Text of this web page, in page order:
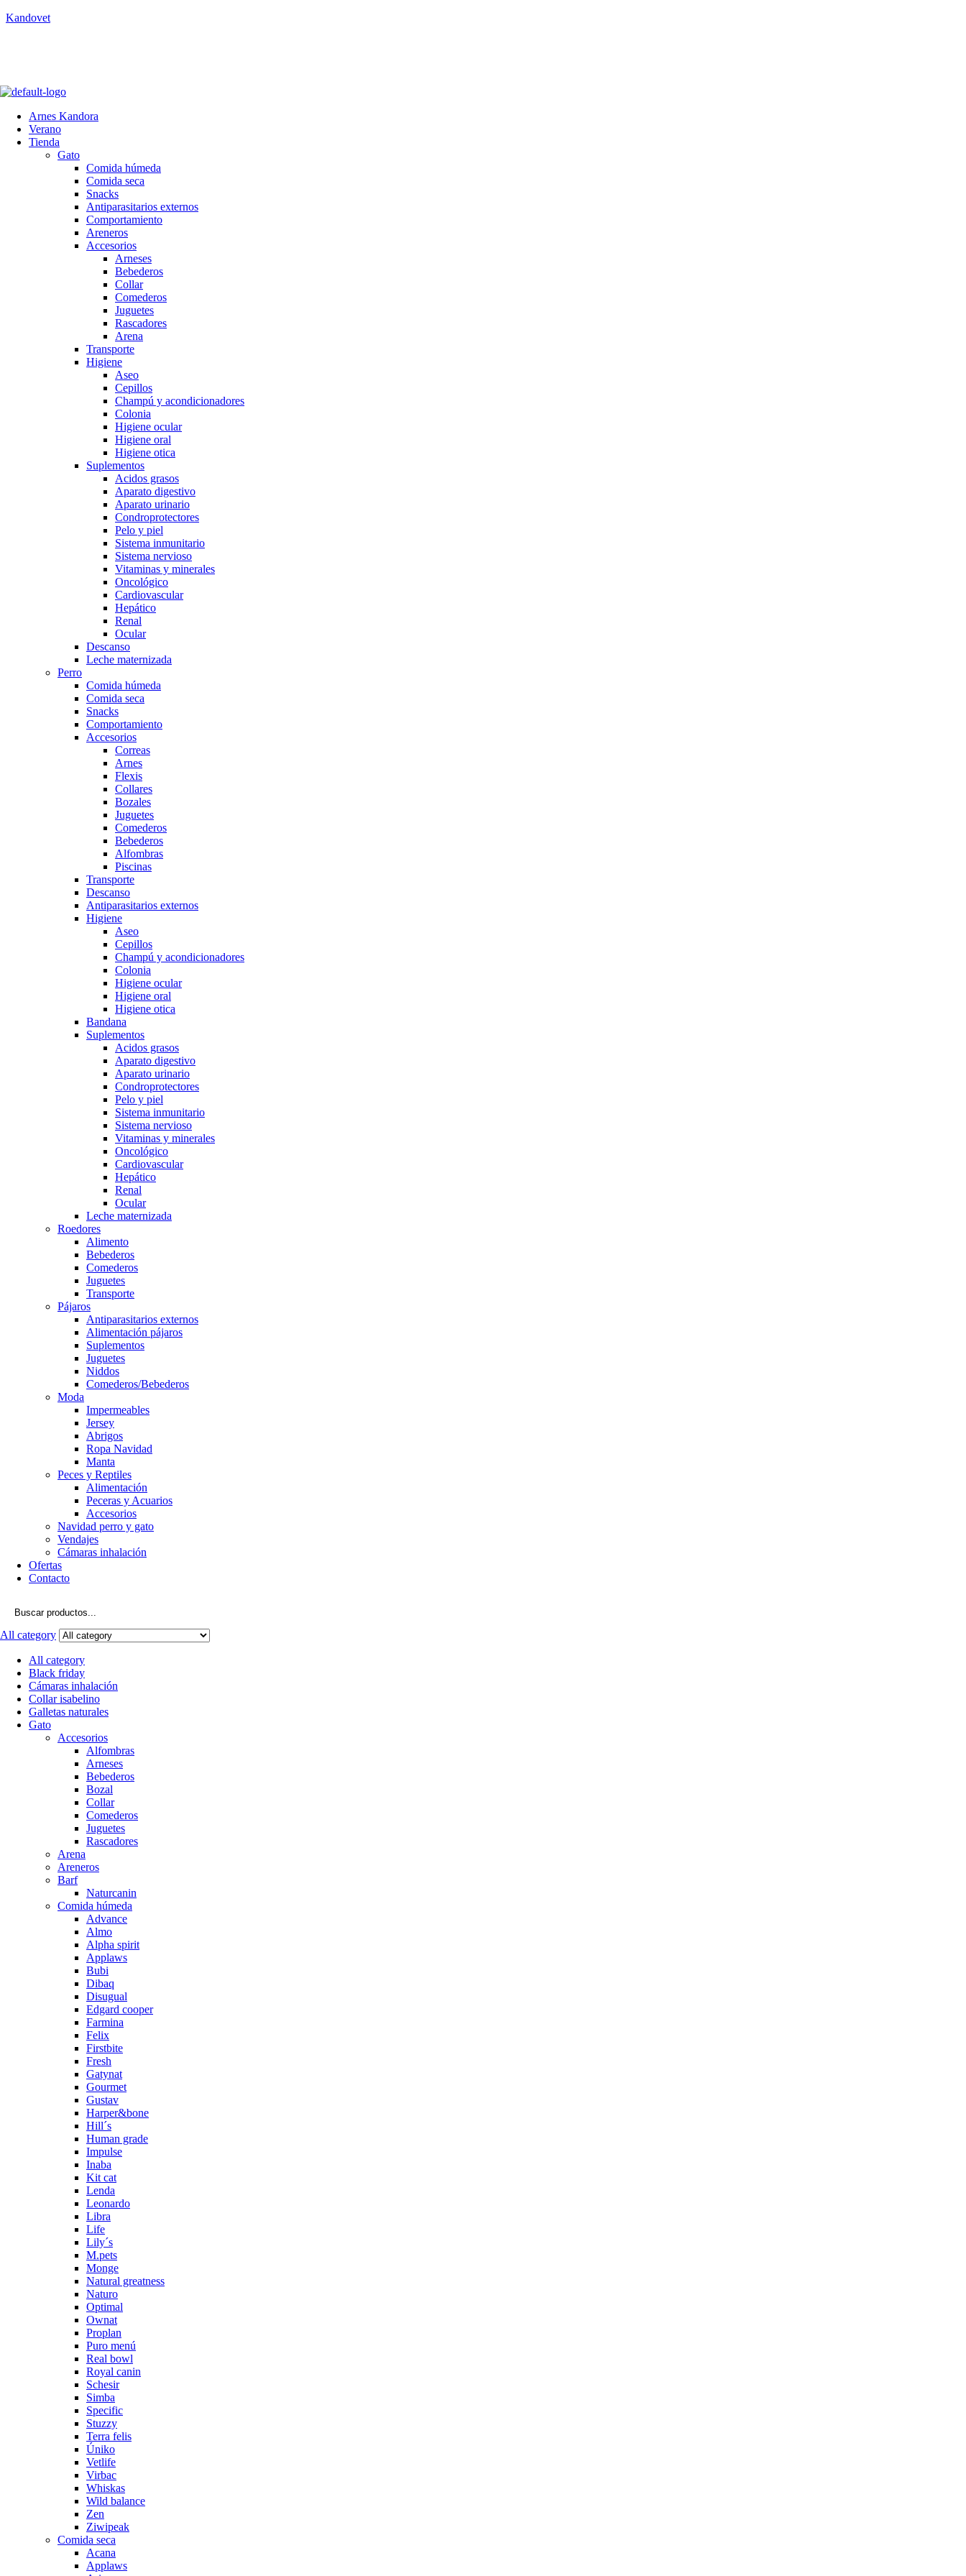
Kandovet
Arnes Kandora
Verano
Tienda
Gato
Comida húmeda
Comida seca
Snacks
Antiparasitarios externos
Comportamiento
Areneros
Accesorios
Arneses
Bebederos
Collar
Comederos
Juguetes
Rascadores
Arena
Transporte
Higiene
Aseo
Cepillos
Champú y acondicionadores
Colonia
Higiene ocular
Higiene oral
Higiene otica
Suplementos
Acidos grasos
Aparato digestivo
Aparato urinario
Condroprotectores
Pelo y piel
Sistema inmunitario
Sistema nervioso
Vitaminas y minerales
Oncológico
Cardiovascular
Hepático
Renal
Ocular
Descanso
Leche maternizada
Perro
Comida húmeda
Comida seca
Snacks
Comportamiento
Accesorios
Correas
Arnes
Flexis
Collares
Bozales
Juguetes
Comederos
Bebederos
Alfombras
Piscinas
Transporte
Descanso
Antiparasitarios externos
Higiene
Aseo
Cepillos
Champú y acondicionadores
Colonia
Higiene ocular
Higiene oral
Higiene otica
Bandana
Suplementos
Acidos grasos
Aparato digestivo
Aparato urinario
Condroprotectores
Pelo y piel
Sistema inmunitario
Sistema nervioso
Vitaminas y minerales
Oncológico
Cardiovascular
Hepático
Renal
Ocular
Leche maternizada
Roedores
Alimento
Bebederos
Comederos
Juguetes
Transporte
Pájaros
Antiparasitarios externos
Alimentación pájaros
Suplementos
Juguetes
Niddos
Comederos/Bebederos
Moda
Impermeables
Jersey
Abrigos
Ropa Navidad
Manta
Peces y Reptiles
Alimentación
Peceras y Acuarios
Accesorios
Navidad perro y gato
Vendajes
Cámaras inhalación
Ofertas
Contacto
All category
All category
Black friday
Cámaras inhalación
Collar isabelino
Galletas naturales
Gato
Accesorios
Alfombras
Arneses
Bebederos
Bozal
Collar
Comederos
Juguetes
Rascadores
Arena
Areneros
Barf
Naturcanin
Comida húmeda
Advance
Almo
Alpha spirit
Applaws
Bubi
Dibaq
Disugual
Edgard cooper
Farmina
Felix
Firstbite
Fresh
Gatynat
Gourmet
Gustav
Harper&bone
Hill´s
Human grade
Impulse
Inaba
Kit cat
Lenda
Leonardo
Libra
Life
Lily´s
M.pets
Monge
Natural greatness
Naturo
Optimal
Ownat
Proplan
Puro menú
Real bowl
Royal canin
Schesir
Simba
Specific
Stuzzy
Terra felis
Úniko
Vetlife
Virbac
Whiskas
Wild balance
Zen
Ziwipeak
Comida seca
Acana
Applaws